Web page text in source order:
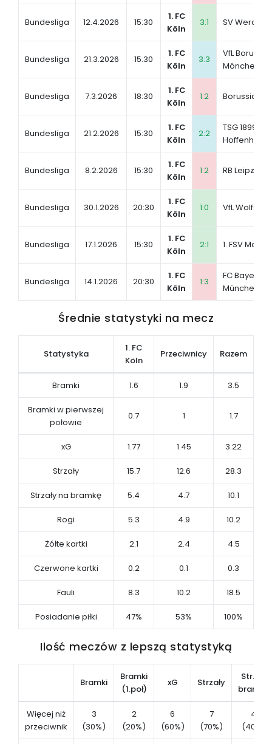
Bundesliga 12.4.2026 15:30
1. FC
Köln
3:1 SV Werder
Bundesliga 21.3.2026 15:30
1. FC
Köln
3:3
VfL Borussia
Bundesliga 7.3.2026 18:30
1. FC
Köln
1:2 Borussia
Bundesliga 21.2.2026 15:30
1. FC
Köln
2:2
TSG 1899
Hoffenheim
Bundesliga 8.2.2026 15:30
1. FC
Köln
1:2 RB Leipzig
Bundesliga 30.1.2026 20:30
1. FC
Köln
1:0 VfL
Bundesliga 17.1.2026 15:30
1. FC
Köln
2:1 1. FSV Mainz
Bundesliga 14.1.2026 20:30
1. FC
Köln
1:3
FC Bayern
München
Średnie statystyki na mecz
Statystyka
1. FC
Köln
Przeciwnicy Razem
Bramki 1.6 1.9 3.5
Bramki w pierwszej
połowie
0.7 1 1.7
xG 1.77 1.45 3.22
Strzały 15.7 12.6 28.3
Strzały na bramkę 5.4 4.7 10.1
Rogi 5.3 4.9 10.2
Żółte kartki 2.1 2.4 4.5
Czerwone kartki 0.2 0.1 0.3
Fauli 8.3 10.2 18.5
Posiadanie piłki 47% 53% 100%
Ilość meczów z lepszą statystyką
Bramki
Bramki
(1.poł)
xG Strzały
Str. na
bramkę
Więcej niż
przeciwnik
3
(30%)
2
(20%)
6
(60%)
7
(70%)
4
(40%)